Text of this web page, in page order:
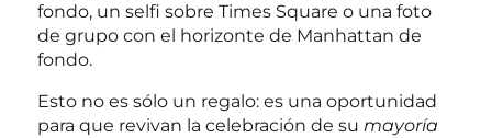
fondo, un selfi sobre Times Square o una foto
de grupo con el horizonte de Manhattan de
fondo.
Esto no es sólo un regalo: es una oportunidad
para que revivan la celebración de su mayoría